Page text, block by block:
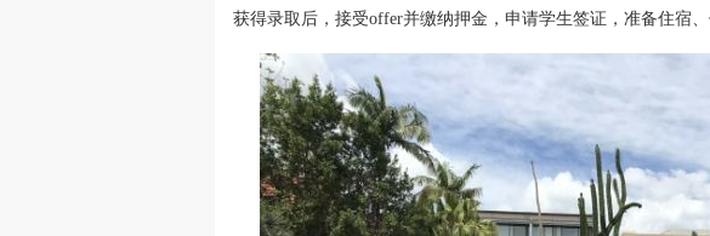
获得录取后，接受offer并缴纳押金，申请学生签证，准备住宿、